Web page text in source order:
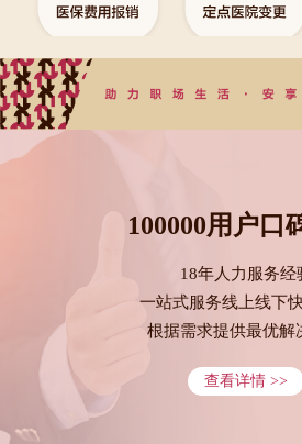
100000用户口
18年人力服务经
一站式服务线上线下
根据需求提供最优解
查看详情 >>